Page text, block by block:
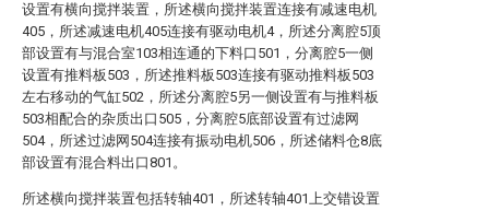
设置有横向搅拌装置，所述横向搅拌装置连接有减速电机
405，所述减速电机405连接有驱动电机4，所述分离腔5顶
部设置有与混合室103相连通的下料口501，分离腔5一侧
设置有推料板503，所述推料板503连接有驱动推料板503
左右移动的气缸502，所述分离腔5另一侧设置有与推料板
503相配合的杂质出口505，分离腔5底部设置有过滤网
504，所述过滤网504连接有振动电机506，所述储料仓8底
部设置有混合料出口801。
所述横向搅拌装置包括转轴401，所述转轴401上交错设置